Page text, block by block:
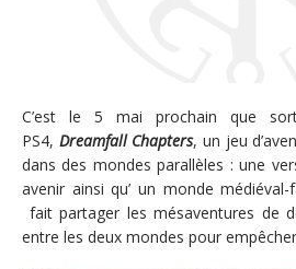
C’est le 5 mai prochain que
PS4, Dreamfall Chapters, un jeu
dans des mondes parallèles : une
avenir ainsi qu’ un monde
fait partager les mésaventures de
entre les deux mondes pour